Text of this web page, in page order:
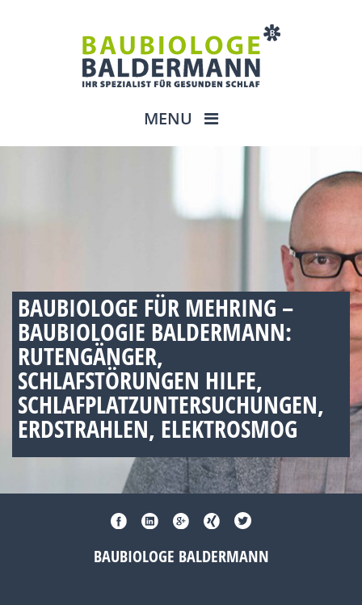
MENU
BAUBIOLOGE FÜR MEHRING –
BAUBIOLOGIE BALDERMANN:
RUTENGÄNGER,
SCHLAFSTÖRUNGEN HILFE,
SCHLAFPLATZUNTERSUCHUNGEN,
ERDSTRAHLEN, ELEKTROSMOG
BAUBIOLOGE BALDERMANN